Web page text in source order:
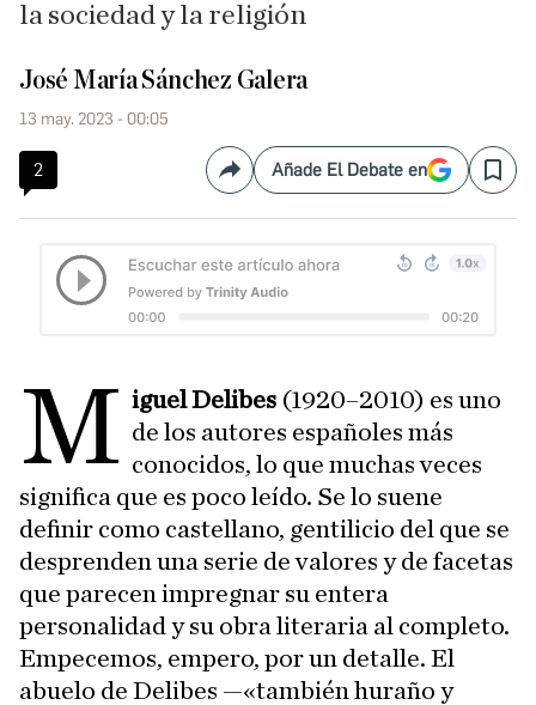
la sociedad y la religión
José María Sánchez Galera
13 may. 2023 - 00:05
2 CompartirAñade El Debate en Save
M iguel Delibes (1920–2010) es uno
de los autores españoles más
conocidos, lo que muchas veces
significa que es poco leído. Se lo suene
definir como castellano, gentilicio del que se
desprenden una serie de valores y de facetas
que parecen impregnar su entera
personalidad y su obra literaria al completo.
Empecemos, empero, por un detalle. El
abuelo de Delibes —«también huraño y